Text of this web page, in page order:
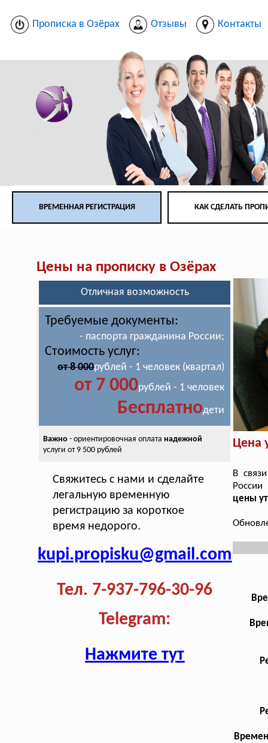
Прописка в Озёрах Отзывы Контакты
ВРЕМЕННАЯ РЕГИСТРАЦИЯ КАК СДЕЛАТЬ
Цены на прописку в Озёрах
Отличная возможность
Требуемые документы:
- паспорта гражданина России;
Стоимость услуг:
от 8 000рублей - 1 человек (квартал)
от 7 000рублей - 1 человек
Бесплатнодети
Важно - ориентировочная оплата надежной
услуги от 9 500 рублей
Свяжитесь с нами и сделайте
легальную временную
регистрацию за короткое
время недорого.
kupi.propisku@gmail.com
Тел. 7-937-796-30-96
Telegram:
Нажмите тут
Цена
В
цены